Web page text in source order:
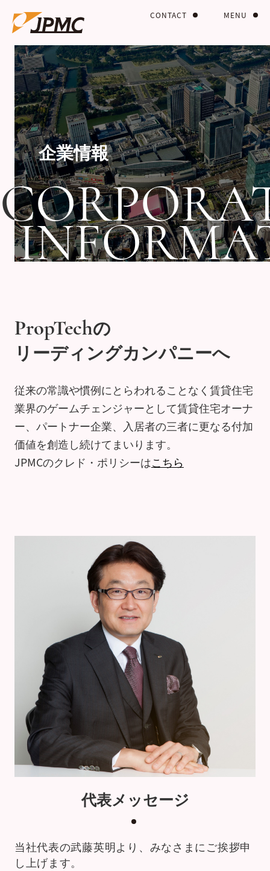
MENU
CONTACT
企業情報
PropTechの
リーディングカンパニーへ
従来の常識や慣例にとらわれることなく 賃貸住宅
業界のゲームチェンジャーとして賃貸住宅オーナ
ー、パートナー企業、入居者の三者に更なる付加
価値を創造し続けてまいります。
JPMCのクレド・ポリシーはこちら
代表メッセージ
当社代表の武藤英明より、みなさまにご挨拶申
し上げます。